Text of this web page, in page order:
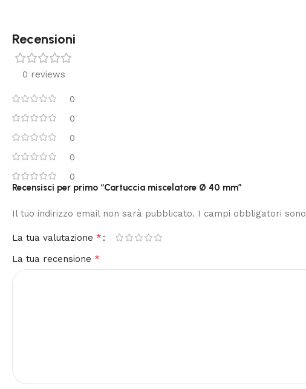
Recensioni
0 reviews
0
0
0
0
0
Recensisci per primo “Cartuccia miscelatore Ø 40 mm”
Il tuo indirizzo email non sarà pubblicato. I campi obbligatori
La tua valutazione *
La tua recensione *